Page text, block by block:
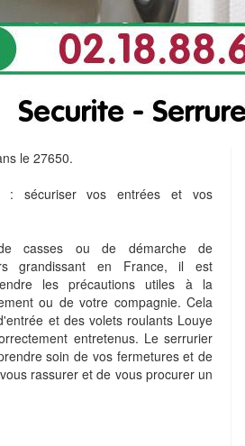
le 27650.
: sécuriser vos entrées et vos
casses ou de démarche de
grandissant en France, il est
les précautions utiles à la
ou de votre compagnie. Cela
et des volets roulants Louye
entretenus. Le serrurier
soin de vos fermetures et de
rassurer et de vous procurer un